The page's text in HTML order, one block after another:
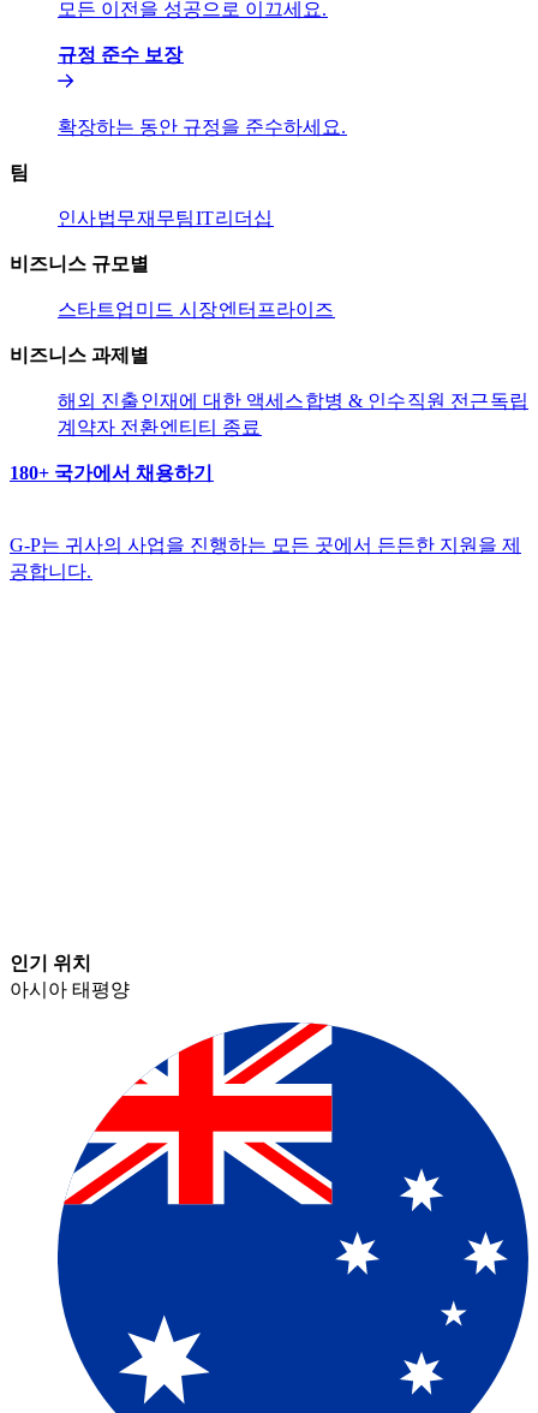
모든 이전을 성공으로 이끄세요.​​
규정 준수 보장​​
확장하는 동안 규정을 준수하세요.​​
팀​​
인사​​법무​​재무팀​​IT​​리더십​​
비즈니스 규모별​​
스타트업​​ 미드 시장​​엔터프라이즈​​
비즈니스 과제별​​
해외 진출​​인재에 대한 액세스​​합병 & 인수​​직원 전근​​독립
계약자 전환​​엔티티 종료​​
180+ 국가에서 채용하기​​
G-P는 귀사의 사업을 진행하는 모든 곳에서 든든한 지원을 제
공합니다.​​
인기 위치​​
아시아 태평양​​